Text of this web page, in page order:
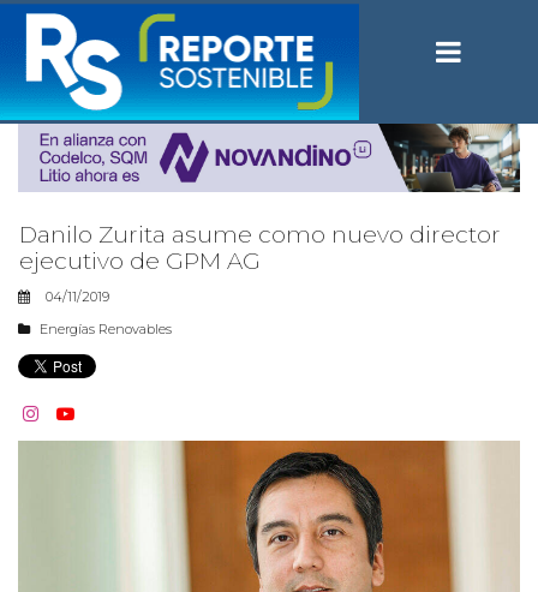
Danilo Zurita asume como nuevo director
ejecutivo de GPM AG
04/11/2019
Energías Renovables
 